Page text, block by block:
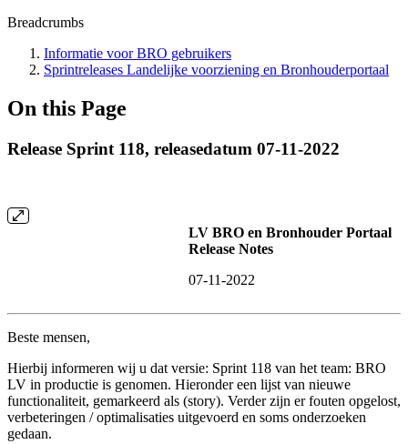
Breadcrumbs
Informatie voor BRO gebruikers
Sprintreleases Landelijke voorziening en Bronhouderportaal
On this Page
Release Sprint 118, releasedatum 07-11-2022
LV BRO en Bronhouder Portaal
Release Notes
07-11-2022
Beste mensen,
Hierbij informeren wij u dat versie: Sprint 118 van het team: BRO
LV in productie is genomen. Hieronder een lijst van nieuwe
functionaliteit, gemarkeerd als (story). Verder zijn er fouten opgelost,
verbeteringen / optimalisaties uitgevoerd en soms onderzoeken
gedaan.